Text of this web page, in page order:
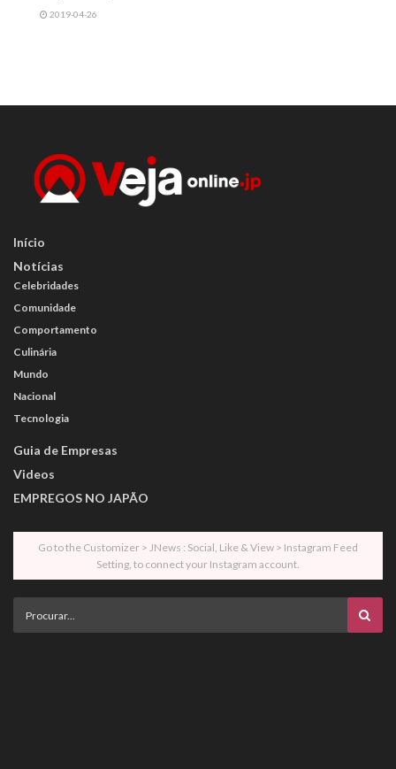
2019-04-26
Início
Notícias
Celebridades
Comunidade
Comportamento
Culinária
Mundo
Nacional
Tecnologia
Guia de Empresas
Videos
EMPREGOS NO JAPÃO
Go to the Customizer > JNews : Social, Like & View > Instagram Feed
Setting, to connect your Instagram account.